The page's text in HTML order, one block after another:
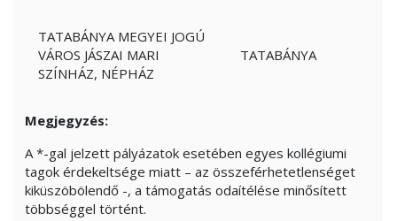
TATABÁNYA MEGYEI JOGÚ
VÁROS JÁSZAI MARI
SZÍNHÁZ, NÉPHÁZ
TATABÁNYA
Megjegyzés:
A*-gal jelzett pályázatok esetében egyes kollégiumi
tagok érdekeltsége miatt – az összeférhetetlenséget
kiküszöbölendő -, a támogatás odaítélése minősített
többséggel történt.